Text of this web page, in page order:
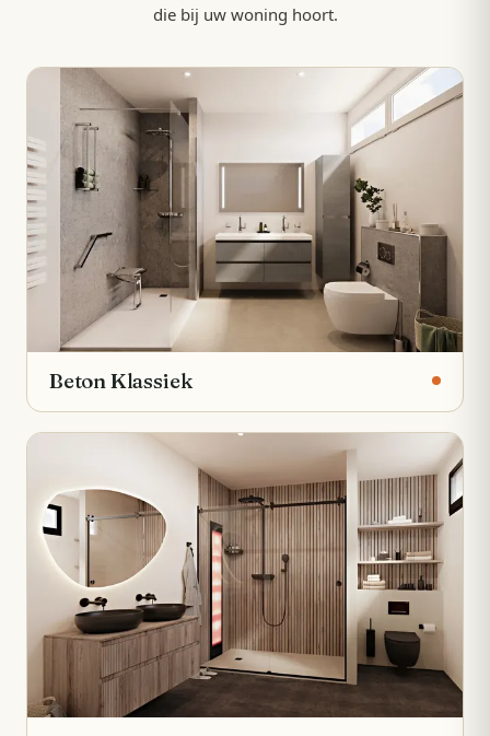
die bij uw woning hoort.
Beton Klassiek